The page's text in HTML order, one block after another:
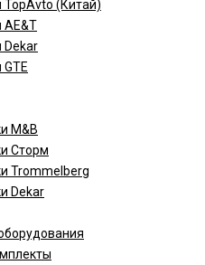
(Китай)
M&B
Сторм
Trommelberg
Dekar